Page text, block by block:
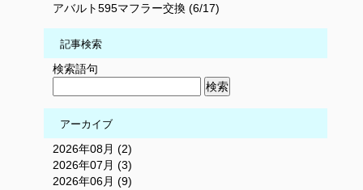
アバルト595マフラー交換 (6/17)
記事検索
検索語句
アーカイブ
2026年08月 (2)
2026年07月 (3)
2026年06月 (9)